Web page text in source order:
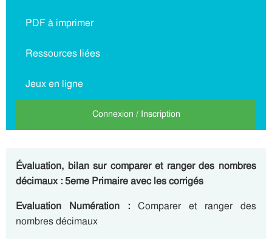
PDF à imprimer
Ressources liées
Jeux en ligne
Connexion / Inscription
Évaluation, bilan sur comparer et ranger des nombres
décimaux : 5eme Primaire avec les corrigés
Evaluation Numération : Comparer et ranger des
nombres décimaux